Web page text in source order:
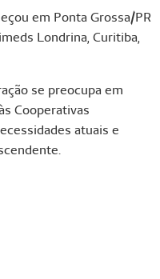
em Ponta Grossa/PR
Londrina, Curitiba,
se preocupa em
Cooperativas
atuais e